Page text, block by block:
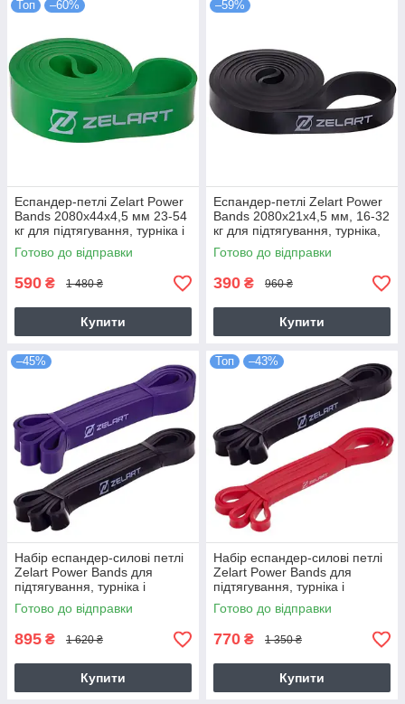
Топ –60%
Еспандер-петлі Zelart Power
Bands 2080x44x4,5 мм 23-54
кг для підтягування, турніка і
тренувань (FI-2606-4)
Готово до відправки
590 ₴ 1 480 ₴
Купити
–59%
Еспандер-петлі Zelart Power
Bands 2080x21x4,5 мм, 16-32
кг для підтягування, турніка,
спорту (FI-2606-2)
Готово до відправки
390 ₴ 960 ₴
Купити
–45%
Набір еспандер-силові петлі
Zelart Power Bands для
підтягування, турніка і
тренувань (FI-2606-2-3)
Готово до відправки
895 ₴ 1 620 ₴
Купити
Топ –43%
Набір еспандер-силові петлі
Zelart Power Bands для
підтягування, турніка і
тренувань (FI-2606-1-2)
Готово до відправки
770 ₴ 1 350 ₴
Купити